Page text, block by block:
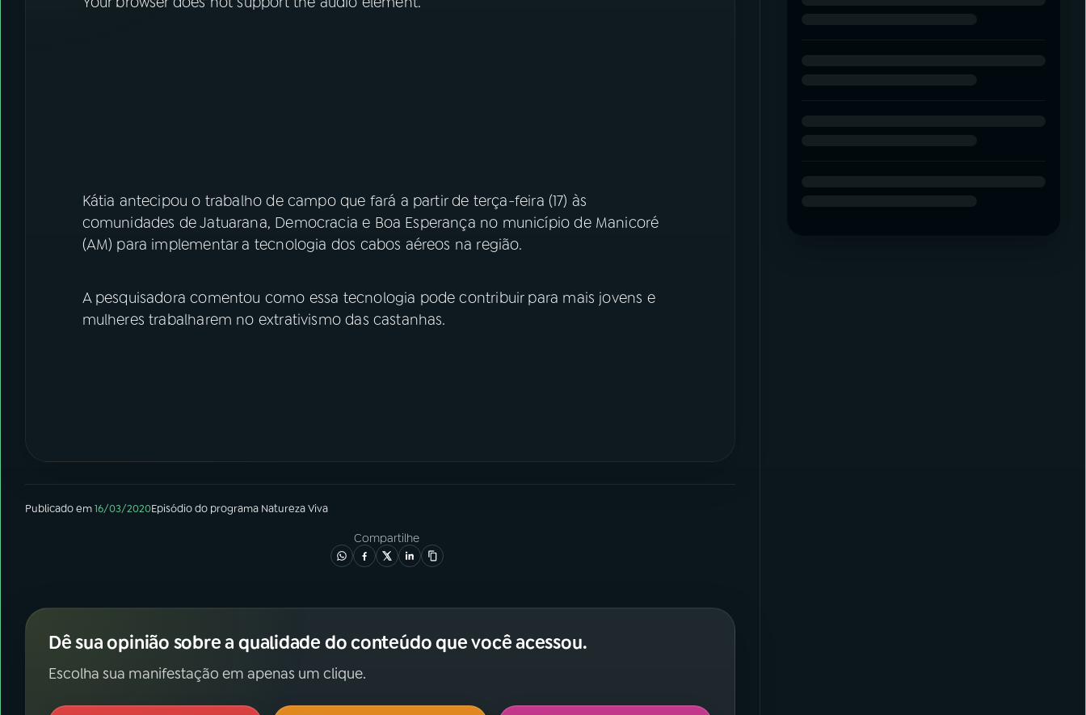
Kátia antecipou o trabalho de campo que fará a partir de terça-feira (17) às
comunidades de Jatuarana, Democracia e Boa Esperança no município de Manicoré
(AM) para implementar a tecnologia dos cabos aéreos na região.
A pesquisadora comentou como essa tecnologia pode contribuir para mais jovens e
mulheres trabalharem no extrativismo das castanhas.
Publicado em16/03/2020Episódiodo programa Natureza Viva
Compartilhe
Dê sua opinião sobre a qualidade do conteúdo que você acessou.
Escolha sua manifestação em apenas um clique.